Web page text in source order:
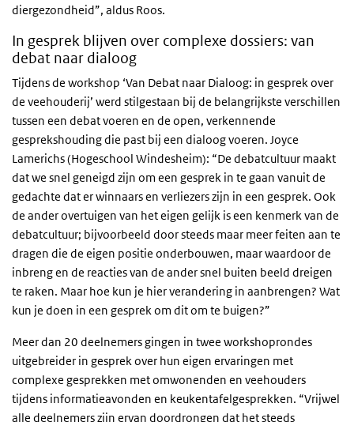
diergezondheid”, aldus Roos.
In gesprek blijven over complexe dossiers: van
debat naar dialoog
Tijdens de workshop ‘Van Debat naar Dialoog: in gesprek over
de veehouderij’ werd stilgestaan bij de belangrijkste verschillen
tussen een debat voeren en de open, verkennende
gesprekshouding die past bij een dialoog voeren. Joyce
Lamerichs (Hogeschool Windesheim): “De debatcultuur maakt
dat we snel geneigd zijn om een gesprek in te gaan vanuit de
gedachte dat er winnaars en verliezers zijn in een gesprek. Ook
de ander overtuigen van het eigen gelijk is een kenmerk van de
debatcultuur; bijvoorbeeld door steeds maar meer feiten aan te
dragen die de eigen positie onderbouwen, maar waardoor de
inbreng en de reacties van de ander snel buiten beeld dreigen
te raken. Maar hoe kun je hier verandering in aanbrengen? Wat
kun je doen in een gesprek om dit om te buigen?”
Meer dan 20 deelnemers gingen in twee workshoprondes
uitgebreider in gesprek over hun eigen ervaringen met
complexe gesprekken met omwonenden en veehouders
tijdens informatieavonden en keukentafelgesprekken. “Vrijwel
alle deelnemers zijn ervan doordrongen dat het steeds